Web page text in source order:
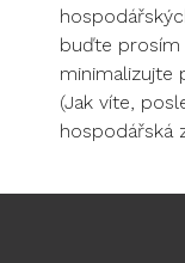
buďte prosím
minimalizujte
(Jak víte,
hospodářská